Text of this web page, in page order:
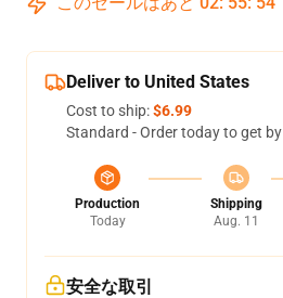
Deliver to United States
Cost to ship:$6.99
Standard - Order today to get by
Production
Today
Shipping
Aug. 11
安全な取引